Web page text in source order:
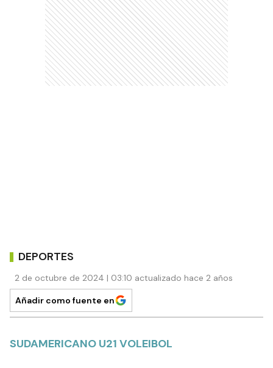
DEPORTES
2 de octubre de 2024 | 03:10 actualizado hace 2 años
Añadir como fuente en
SUDAMERICANO U21 VOLEIBOL